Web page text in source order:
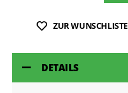
ZUR WUNSCHLISTE
DETAILS